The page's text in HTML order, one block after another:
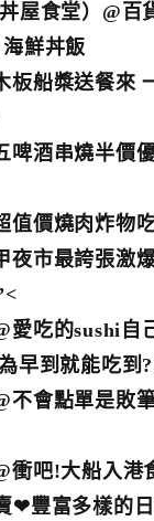
屋食堂）@百
鮮丼飯
板船槳送餐來
啤酒串燒半價
值價燒肉炸物
夜市最誇張激
愛吃的sushi自
早到就能吃到
不會點單是敗
衝吧!大船入港
❤豐富多樣的